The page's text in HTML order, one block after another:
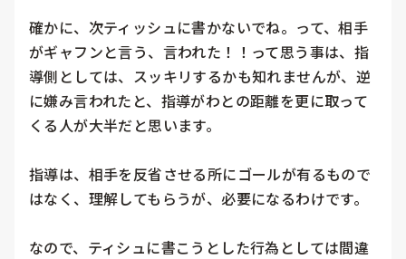
確かに、次ティッシュに書かないでね。って、相手
がギャフンと言う、言われた！！って思う事は、指
導側としては、スッキリするかも知れませんが、逆
に嫌み言われたと、指導がわとの距離を更に取って
くる人が大半だと思います。
指導は、相手を反省させる所にゴールが有るもので
はなく、理解してもらうが、必要になるわけです。
なので、ティシュに書こうとした行為としては間違